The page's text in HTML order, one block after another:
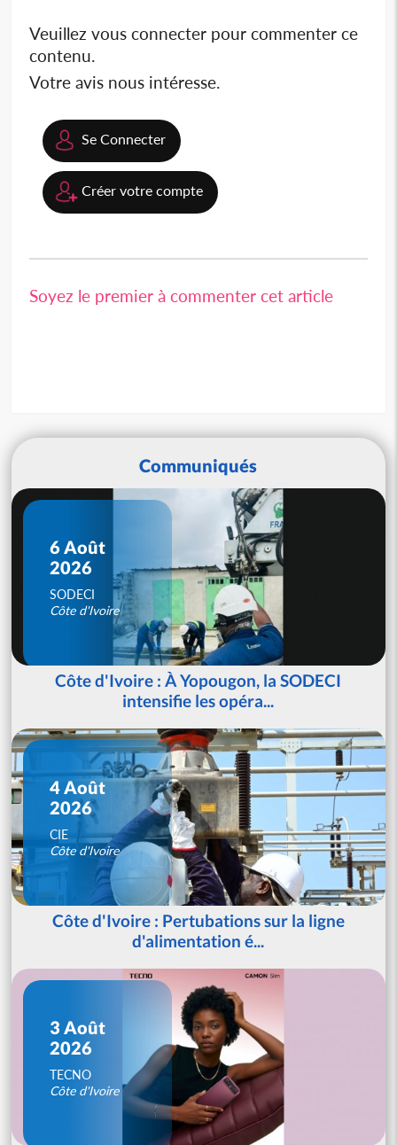
Veuillez vous connecter pour commenter ce
contenu.
Votre avis nous intéresse.
Se Connecter
Créer votre compte
Soyez le premier à commenter cet article
Communiqués
6 Août
2026
SODECI
Côte d'Ivoire
Côte d'Ivoire : À Yopougon, la SODECI
intensifie les opéra...
4 Août
2026
CIE
Côte d'Ivoire
Côte d'Ivoire : Pertubations sur la ligne
d'alimentation é...
3 Août
2026
TECNO
Côte d'Ivoire